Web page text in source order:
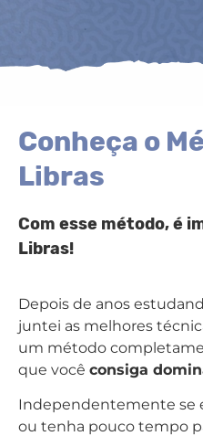
Conheça o
Libras
Com esse método, é
Libras!
Depois de anos
juntei as melhores
um método
que você consiga
Independentemente se
ou tenha pouco tempo